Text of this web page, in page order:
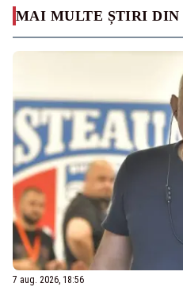
MAI MULTE ȘTIRI DIN
7 aug. 2026, 18:56